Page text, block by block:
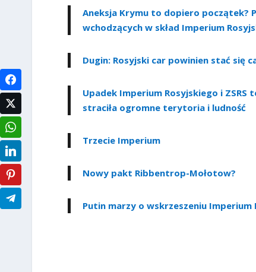
Aneksja Krymu to dopiero początek?
wchodzących w skład Imperium
Dugin: Rosyjski car powinien stać się
Upadek Imperium Rosyjskiego i
straciła ogromne terytoria i ludność
Trzecie Imperium
Nowy pakt Ribbentrop-Mołotow?
Putin marzy o wskrzeszeniu